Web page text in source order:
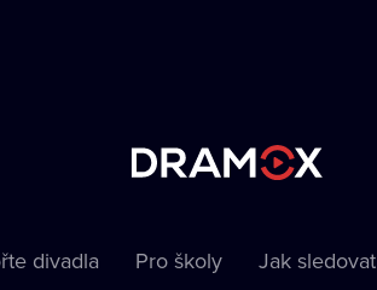
divadla Pro školy Jak sledovat